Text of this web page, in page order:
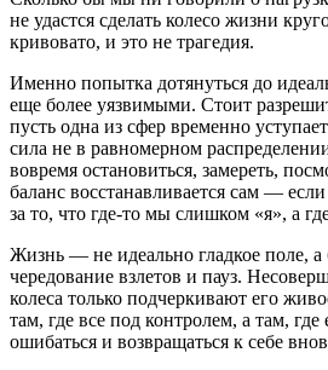
не удастся сделать колесо жизни
кривовато, и это не трагедия.
Именно попытка дотянуться до
еще более уязвимыми. Стоит
пусть одна из сфер временно
сила не в равномерном
вовремя остановиться, замереть,
баланс восстанавливается сам —
за то, что где-то мы слишком «я», а
Жизнь — не идеально гладкое поле, а
чередование взлетов и пауз.
колеса только подчеркивают его
там, где все под контролем, а там,
ошибаться и возвращаться к себе